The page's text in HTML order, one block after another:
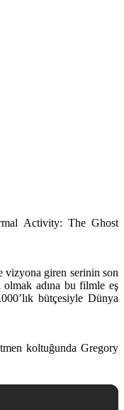
Activity: The Ghost
vizyona giren serinin son
adına bu filmle eş
bütçesiyle Dünya
koltuğunda Gregory